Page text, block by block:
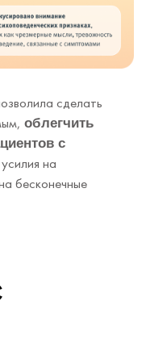
сделать
облегчить
с
на
бесконечные